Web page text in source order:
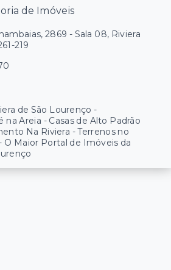
de Imóveis
2869 - Sala 08, Riviera
219
de São Lourenço -
Areia - Casas de Alto Padrão
Na Riviera - Terrenos no
O Maior Portal de Imóveis da